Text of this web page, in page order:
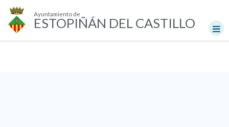
Ayuntamiento de
ESTOPIÑÁN DEL CASTILLO